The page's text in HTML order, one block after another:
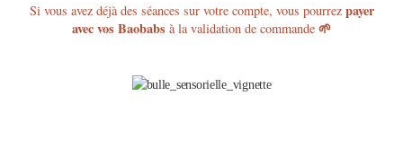
Si vous avez déjà des séances sur votre compte, vous pourrez payer
avec vos Baobabs à la validation de commande 🌱